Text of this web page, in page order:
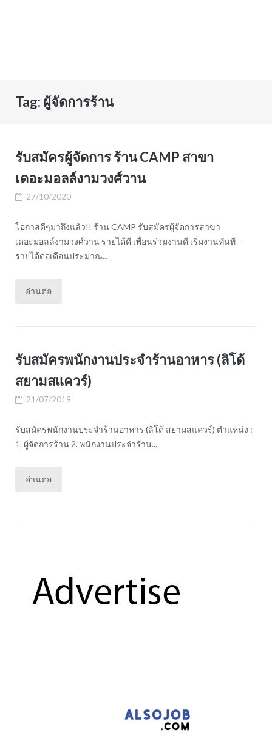
Tag: ผู้จัดการร้าน
รับสมัครผู้จัดการ ร้าน CAMP สาขา
เดอะมอลล์งามวงศ์วาน
27/10/2020
โอกาสดีๆมาถึงแล้ว!! ร้าน CAMP รับสมัครผู้จัดการสาขา
เดอะมอลล์งามวงศ์วาน รายได้ดี เพื่อนร่วมงานดี เริ่มงานทันที –
รายได้ต่อเดือนประมาณ...
อ่านต่อ
รับสมัครพนักงานประจำร้านอาหาร (ลิโด้
สยามสแควร์)
21/07/2019
รับสมัครพนักงานประจำร้านอาหาร (ลิโด้ สยามสแควร์) ตำแหน่ง :
1. ผู้จัดการร้าน 2. พนักงานประจำร้าน...
อ่านต่อ